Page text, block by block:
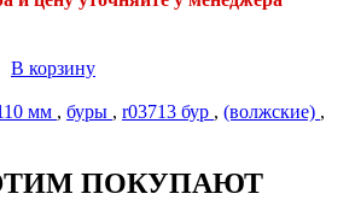
В корзину
мм , буры , r03713 бур , (волжские) ,
ПОКУПАЮТ